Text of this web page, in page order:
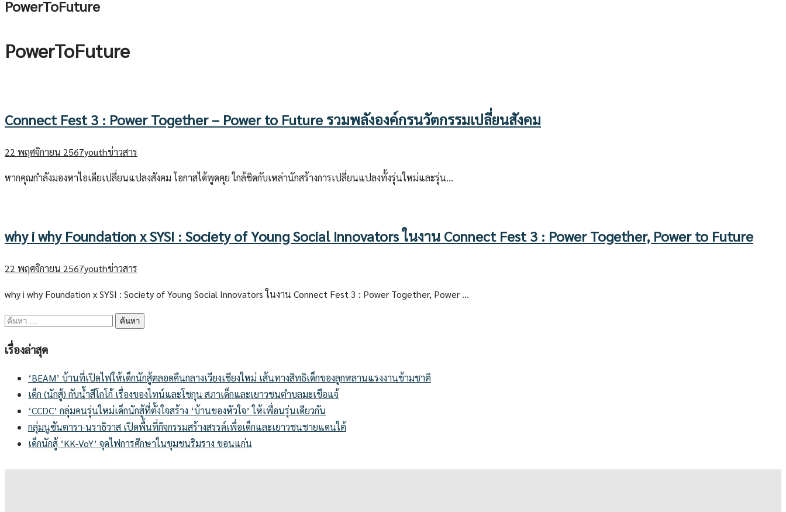
PowerToFuture
PowerToFuture
Connect Fest 3 : Power Together – Power to Future รวมพลังองค์กรนวัตกรรมเปลี่ยนสังคม
22 พฤศจิกายน 2567youthข่าวสาร
หากคุณกำลังมองหาไอเดียเปลี่ยนแปลงสังคม โอกาสได้พูดคุย ใกล้ชิดกับเหล่านักสร้างการเปลี่ยนแปลงทั้งรุ่นใหม่และรุ่น…
why i why Foundation x SYSI : Society of Young Social Innovators ในงาน Connect Fest 3 : Power Together, Power to Future
22 พฤศจิกายน 2567youthข่าวสาร
why i why Foundation x SYSI : Society of Young Social Innovators ในงาน Connect Fest 3 : Power Together, Power …
ค้นหา
เรื่องล่าสุด
‘BEAM’ บ้านที่เปิดไฟให้เด็กนักสู้ตลอดคืนกลางเวียงเชียงใหม่ เส้นทางสิทธิเด็กของลูกหลานแรงงานข้ามชาติ
เด็ก (นักสู้) กับน้ำสีโกโก้ เรื่องของไทน์และโชกุน สภาเด็กและเยาวชนตำบลมะเขือแจ้
‘CCDC’ กลุ่มคนรุ่นใหม่เด็กนักสู้ที่ตั้งใจสร้าง ‘บ้านของหัวใจ’ ให้เพื่อนรุ่นเดียวกัน
กลุ่มนูซันตารา-นราธิวาส เปิดพื้นที่กิจกรรมสร้างสรรค์เพื่อเด็กและเยาวชนชายแดนใต้
เด็กนักสู้ ‘KK-VoY’ จุดไฟการศึกษาในชุมชนริมราง ขอนแก่น